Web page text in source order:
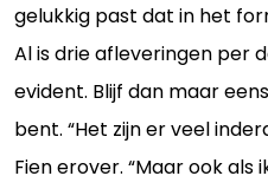
gelukkig past dat in het
Al is drie afleveringen per
evident. Blijf dan maar
bent. “Het zijn er veel
Fien erover. “Maar ook als